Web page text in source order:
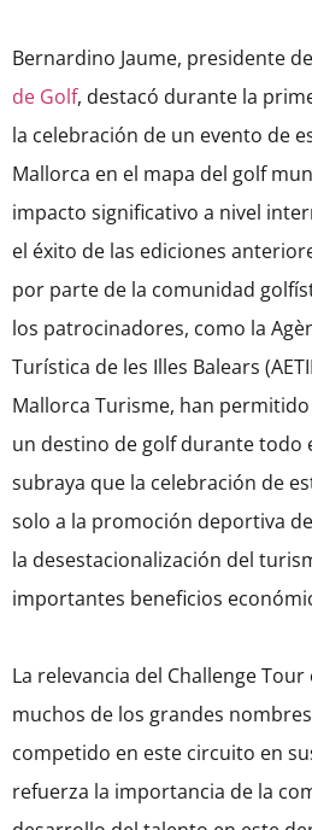
Bernardino Jaume, presidente
de Golf, destacó durante la
la celebración de un evento de
Mallorca en el mapa del golf
impacto significativo a nivel
el éxito de las ediciones
por parte de la comunidad
los patrocinadores, como la
Turística de les Illes Balears
Mallorca Turisme, han
un destino de golf durante todo
subraya que la celebración de
solo a la promoción deportiva
la desestacionalización del
importantes beneficios
La relevancia del Challenge
muchos de los grandes
competido en este circuito en
refuerza la importancia de la